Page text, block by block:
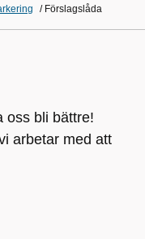
/ Förslagslåda
oss bli bättre!
arbetar med att